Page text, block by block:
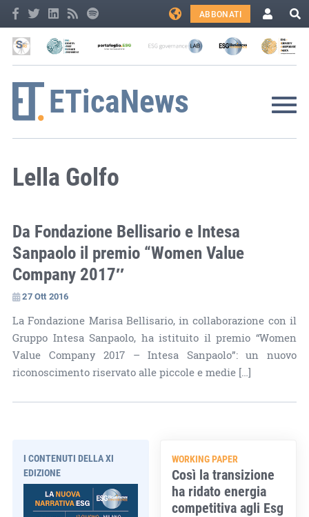
ABBONATI
Lella Golfo
Da Fondazione Bellisario e Intesa
Sanpaolo il premio “Women Value
Company 2017″
27 Ott 2016
La Fondazione Marisa Bellisario, in collaborazione con il
Gruppo Intesa Sanpaolo, ha istituito il premio “Women
Value Company 2017 – Intesa Sanpaolo”: un nuovo
riconoscimento riservato alle piccole e medie […]
I CONTENUTI DELLA XI
EDIZIONE
WORKING PAPER
Così la transizione
ha ridato energia
competitiva agli Esg